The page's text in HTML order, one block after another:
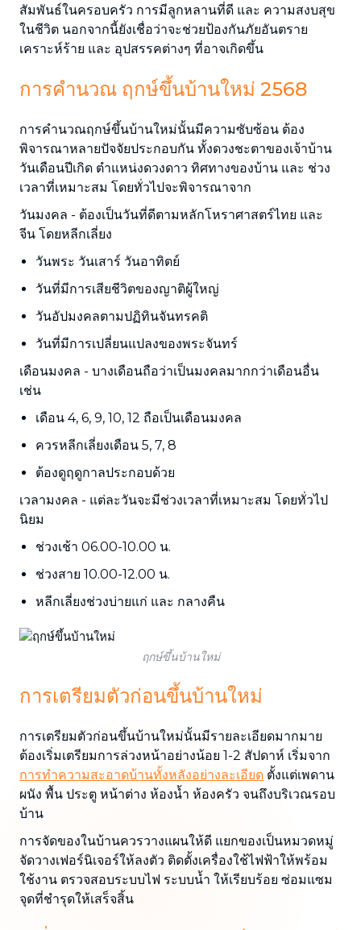
สัมพันธ์ในครอบครัว การมีลูกหลานที่ดี และ ความสงบสุข
ในชีวิต นอกจากนี้ยังเชื่อว่าจะช่วยป้องกันภัยอันตราย
เคราะห์ร้าย และ อุปสรรคต่างๆ ที่อาจเกิดขึ้น
การคำนวณ ฤกษ์ขึ้นบ้านใหม่ 2568
การคำนวณฤกษ์ขึ้นบ้านใหม่นั้นมีความซับซ้อน ต้อง
พิจารณาหลายปัจจัยประกอบกัน ทั้งดวงชะตาของเจ้าบ้าน
วันเดือนปีเกิด ตำแหน่งดวงดาว ทิศทางของบ้าน และ ช่วง
เวลาที่เหมาะสม โดยทั่วไปจะพิจารณาจาก
วันมงคล - ต้องเป็นวันที่ดีตามหลักโหราศาสตร์ไทย และ
จีน โดยหลีกเลี่ยง
วันพระ วันเสาร์ วันอาทิตย์
วันที่มีการเสียชีวิตของญาติผู้ใหญ่
วันอัปมงคลตามปฏิทินจันทรคติ
วันที่มีการเปลี่ยนแปลงของพระจันทร์
เดือนมงคล - บางเดือนถือว่าเป็นมงคลมากกว่าเดือนอื่น
เช่น
เดือน 4, 6, 9, 10, 12 ถือเป็นเดือนมงคล
ควรหลีกเลี่ยงเดือน 5, 7, 8
ต้องดูฤดูกาลประกอบด้วย
เวลามงคล - แต่ละวันจะมีช่วงเวลาที่เหมาะสม โดยทั่วไป
นิยม
ช่วงเช้า 06.00-10.00 น.
ช่วงสาย 10.00-12.00 น.
หลีกเลี่ยงช่วงบ่ายแก่ และ กลางคืน
ฤกษ์ขึ้นบ้านใหม่
การเตรียมตัวก่อนขึ้นบ้านใหม่
การเตรียมตัวก่อนขึ้นบ้านใหม่นั้นมีรายละเอียดมากมาย
ต้องเริ่มเตรียมการล่วงหน้าอย่างน้อย 1-2 สัปดาห์ เริ่มจาก
การทำความสะอาดบ้านทั้งหลังอย่างละเอียด ตั้งแต่เพดาน
ผนัง พื้น ประตู หน้าต่าง ห้องน้ำ ห้องครัว จนถึงบริเวณรอบ
บ้าน
การจัดของในบ้านควรวางแผนให้ดี แยกของเป็นหมวดหมู่
จัดวางเฟอร์นิเจอร์ให้ลงตัว ติดตั้งเครื่องใช้ไฟฟ้าให้พร้อม
ใช้งาน ตรวจสอบระบบไฟ ระบบน้ำ ให้เรียบร้อย ซ่อมแซม
จุดที่ชำรุดให้เสร็จสิ้น